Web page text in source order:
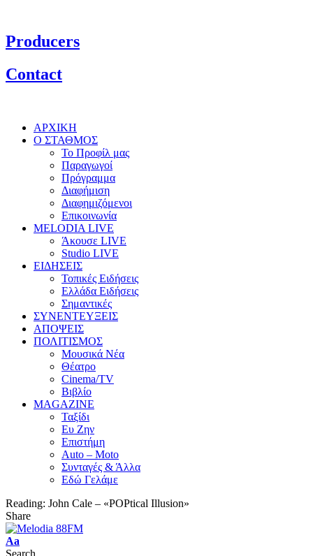
Producers
Contact
ΑΡΧΙΚΗ
Ο ΣΤΑΘΜΟΣ
Το Προφίλ μας
Παραγωγοί
Πρόγραμμα
Διαφήμιση
Διαφημιζόμενοι
Επικοινωνία
MELODIA LIVE
Άκουσε LIVE
Studio LIVE
ΕΙΔΗΣΕΙΣ
Τοπικές Ειδήσεις
Ελλάδα Ειδήσεις
Σημαντικές
ΣΥΝΕΝΤΕΥΞΕΙΣ
ΑΠΟΨΕΙΣ
ΠΟΛΙΤΙΣΜΟΣ
Μουσικά Νέα
Θέατρο
Cinema/TV
Βιβλίο
MAGAZINE
Ταξίδι
Ευ Ζην
Επιστήμη
Auto – Moto
Συνταγές & Άλλα
Εδώ Γελάμε
Reading: John Cale – «POPtical Illusion»
Share
Aa
Search